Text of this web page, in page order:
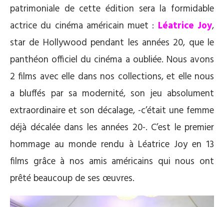
patrimoniale de cette édition sera la formidable
actrice du cinéma américain muet : Léatrice Joy,
star de Hollywood pendant les années 20, que le
panthéon officiel du cinéma a oubliée. Nous avons
2 films avec elle dans nos collections, et elle nous
a bluffés par sa modernité, son jeu absolument
extraordinaire et son décalage, -c’était une femme
déjà décalée dans les années 20-. C’est le premier
hommage au monde rendu à Léatrice Joy en 13
films grâce à nos amis américains qui nous ont
prêté beaucoup de ses œuvres.